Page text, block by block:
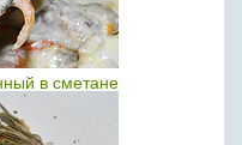
в сметане